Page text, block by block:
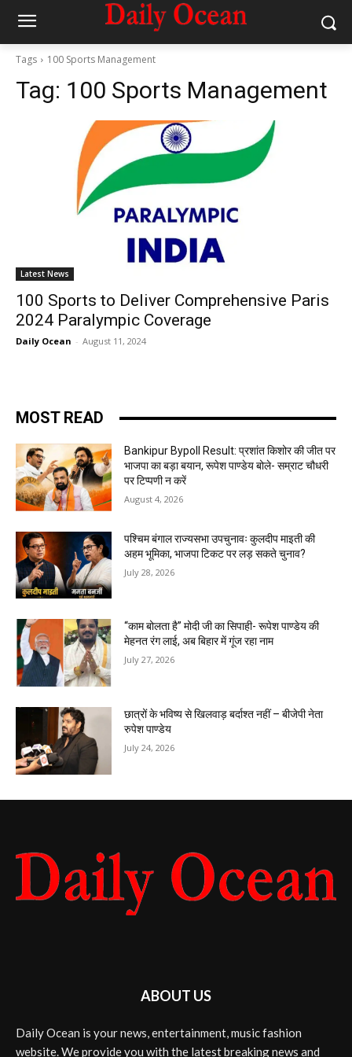
Tags 100 Sports Management
Tag: 100 Sports Management
Latest News
100 Sports to Deliver Comprehensive Paris
2024 Paralympic Coverage
Daily Ocean - August 11, 2024
MOST READ
Bankipur Bypoll Result: प्रशांत किशोर की जीत पर
भाजपा का बड़ा बयान, रूपेश पाण्डेय बोले- सम्राट चौधरी
पर टिप्पणी न करें
August 4, 2026
पश्चिम बंगाल राज्यसभा उपचुनावः कुलदीप माइती की
अहम भूमिका, भाजपा टिकट पर लड़ सकते चुनाव?
July 28, 2026
“काम बोलता है” मोदी जी का सिपाही- रूपेश पाण्डेय की
मेहनत रंग लाई, अब बिहार में गूंज रहा नाम
July 27, 2026
छात्रों के भविष्य से खिलवाड़ बर्दाश्त नहीं – बीजेपी नेता
रुपेश पाण्डेय
July 24, 2026
ABOUT US
Daily Ocean is your news, entertainment, music fashion
website. We provide you with the latest breaking news and